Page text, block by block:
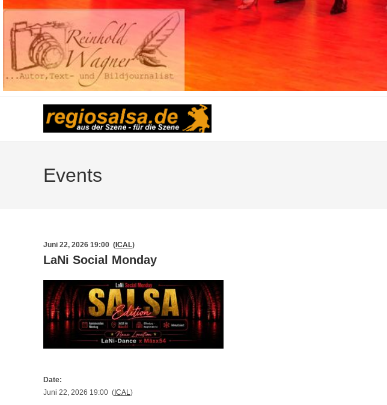
Events
Juni 22, 2026 19:00 ( ICAL)
LaNi Social Monday
Date:
Juni 22, 2026 19:00 ( ICAL)